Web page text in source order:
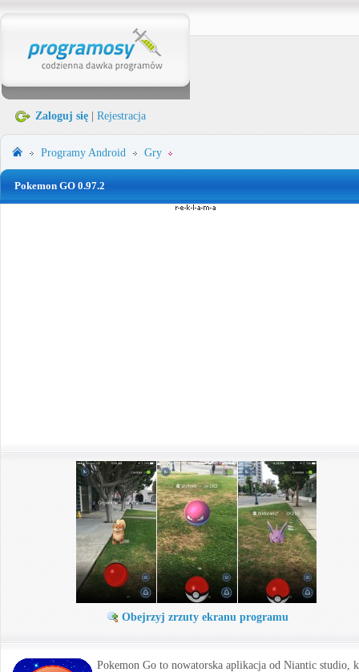
Zaloguj się Rejestracja
ProgramyAndroid Gry
Pokemon GO 0.97.2
Obejrzyj zrzuty ekranu programu
Pokemon Go to nowatorska aplikacja od Niantic studio,